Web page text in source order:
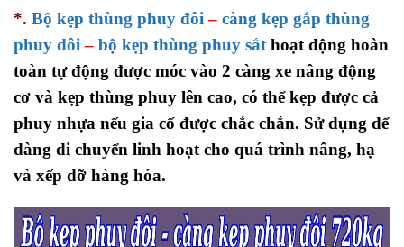
*. Bộ kẹp thùng phuy đôi – càng kẹp gắp thùng
phuy đôi – bộ kẹp thùng phuy sắt hoạt động hoàn
toàn tự động được móc vào 2 càng xe nâng động
cơ và kẹp thùng phuy lên cao, có thể kẹp được cả
phuy nhựa nếu gia cố được chắc chắn. Sử dụng dể
dàng di chuyển linh hoạt cho quá trình nâng, hạ
và xếp dỡ hàng hóa.